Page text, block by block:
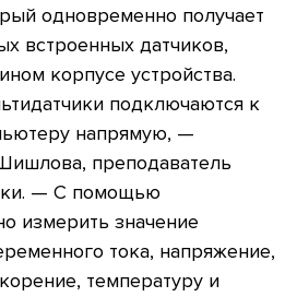
одновременно получает
встроенных датчиков,
корпусе устройства.
подключаются к
напрямую, —
преподаватель
— С помощью
измерить значение
тока, напряжение,
температуру и